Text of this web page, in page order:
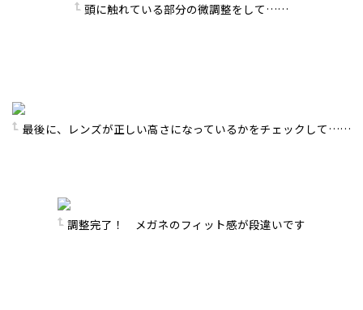
頭に触れている部分の微調整をして……
最後に、レンズが正しい高さになっているかをチェックして……
調整完了！ メガネのフィット感が段違いです